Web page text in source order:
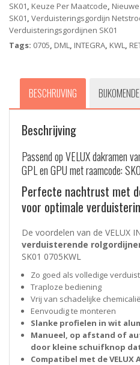
SK01, Keuze Per Maatcode,
SK01, Verduisteringsgordijn
Verduisteringsgordijnen SK01
Tags: 0705, DML, INTEGRA, KWL,
BESCHRIJVING
Beschrijving
Passend op VELUX dakramen
GPL en GPU met raamcode:
Perfecte nachtrust met
voor optimale
De voordelen van de VELUX
verduisterende
SK01 0705KWL
Zo goed als volledige
Traploze bediening
Vrij van schadelijke
Eenvoudig te monteren
Slanke profielen in wit
Manueel, op afstand of
door kleine schuifknop
Compatibel met de